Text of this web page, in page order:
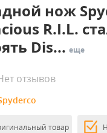
нож
R.I.L.
Dis... еще
отзывов
товар